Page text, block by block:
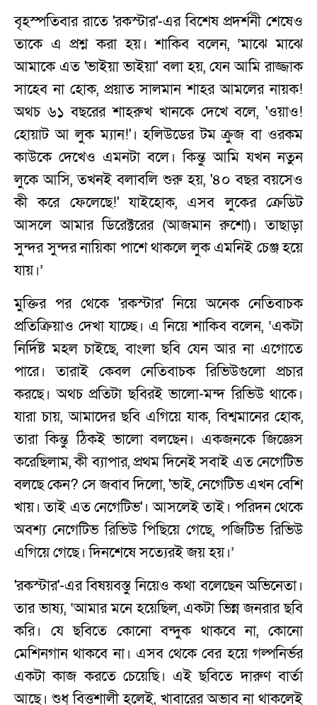
বৃহস্পতিবার রাতে 'রকস্টার'-এর বিশেষ প্রদর্শনী শেষেও
তাকে এ প্রশ্ন করা হয়। শাকিব বলেন, ‘মাঝে মাঝে
আমাকে এত 'ভাইয়া ভাইয়া' বলা হয়, যেন আমি রাজ্জাক
সাহেব না হোক, প্রয়াত সালমান শাহর আমলের নায়ক!
অথচ ৬১ বছরের শাহরুখ খানকে দেখে বলে, 'ওয়াও!
হোয়াট আ লুক ম্যান!'। হলিউডের টম ক্রুজ বা ওরকম
কাউকে দেখেও এমনটা বলে। কিন্তু আমি যখন নতুন
লুকে আসি, তখনই বলাবলি শুরু হয়, '৪০ বছর বয়সেও
কী করে ফেলেছে!' যাইহোক, এসব লুকের ক্রেডিট
আসলে আমার ডিরেক্টরের (আজমান রুশো)। তাছাড়া
সুন্দর সুন্দর নায়িকা পাশে থাকলে লুক এমনিই চেঞ্জ হয়ে
যায়।’
মুক্তির পর থেকে 'রকস্টার' নিয়ে অনেক নেতিবাচক
প্রতিক্রিয়াও দেখা যাচ্ছে। এ নিয়ে শাকিব বলেন, ‘একটা
নির্দিষ্ট মহল চাইছে, বাংলা ছবি যেন আর না এগোতে
পারে। তারাই কেবল নেতিবাচক রিভিউগুলো প্রচার
করছে। অথচ প্রতিটা ছবিরই ভালো-মন্দ রিভিউ থাকে।
যারা চায়, আমাদের ছবি এগিয়ে যাক, বিশ্বমানের হোক,
তারা কিন্তু ঠিকই ভালো বলছেন। একজনকে জিজ্ঞেস
করেছিলাম, কী ব্যাপার, প্রথম দিনেই সবাই এত নেগেটিভ
বলছে কেন? সে জবাব দিলো, 'ভাই, নেগেটিভ এখন বেশি
খায়। তাই এত নেগেটিভ'। আসলেই তাই। পরিদন থেকে
অবশ্য নেগেটিভ রিভিউ পিছিয়ে গেছে, পজিটিভ রিভিউ
এগিয়ে গেছে। দিনশেষে সত্যেরই জয় হয়।’
'রকস্টার'-এর বিষয়বস্তু নিয়েও কথা বলেছেন অভিনেতা।
তার ভাষ্য, ‘আমার মনে হয়েছিল, একটা ভিন্ন জনরার ছবি
করি। যে ছবিতে কোনো বন্দুক থাকবে না, কোনো
মেশিনগান থাকবে না। এসব থেকে বের হয়ে গল্পনির্ভর
একটা কাজ করতে চেয়েছি। এই ছবিতে দারুণ বার্তা
আছে। শুধু বিত্তশালী হলেই, খাবারের অভাব না থাকলেই